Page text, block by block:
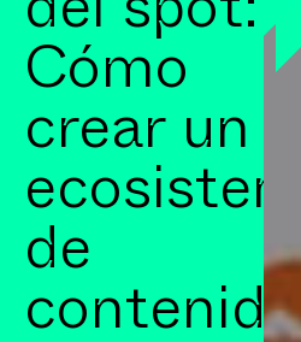
Cómo
crear un
ecosistema
de
contenido